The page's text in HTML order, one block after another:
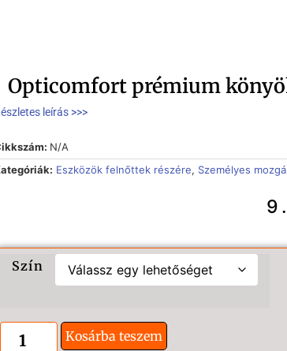
Opticomfort prémium
leírás >>>
N/A
Eszközök felnőttek részére, Személyes
Szín
Kosárba teszem